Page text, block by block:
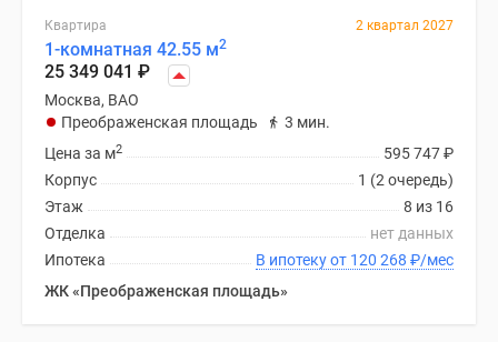
Квартира 2 квартал 2027
1-комнатная 42.55 м2
25 349 041 ₽
Москва, ВАО
Преображенская площадь
3 мин.
595 747₽
Цена за м2
1 (2 очередь)
Корпус
8 из 16
Этаж
нет данных
Отделка
В ипотеку от 120 268 ₽/мес
Ипотека
ЖК «Преображенская площадь»